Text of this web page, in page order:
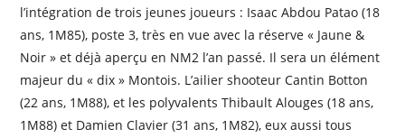
l’intégration de trois jeunes joueurs : Isaac Abdou Patao (18
ans, 1M85), poste 3, très en vue avec la réserve « Jaune &
Noir » et déjà aperçu en NM2 l’an passé. Il sera un élément
majeur du « dix » Montois. L’ailier shooteur Cantin Botton
(22 ans, 1M88), et les polyvalents Thibault Alouges (18 ans,
1M88) et Damien Clavier (31 ans, 1M82), eux aussi tous